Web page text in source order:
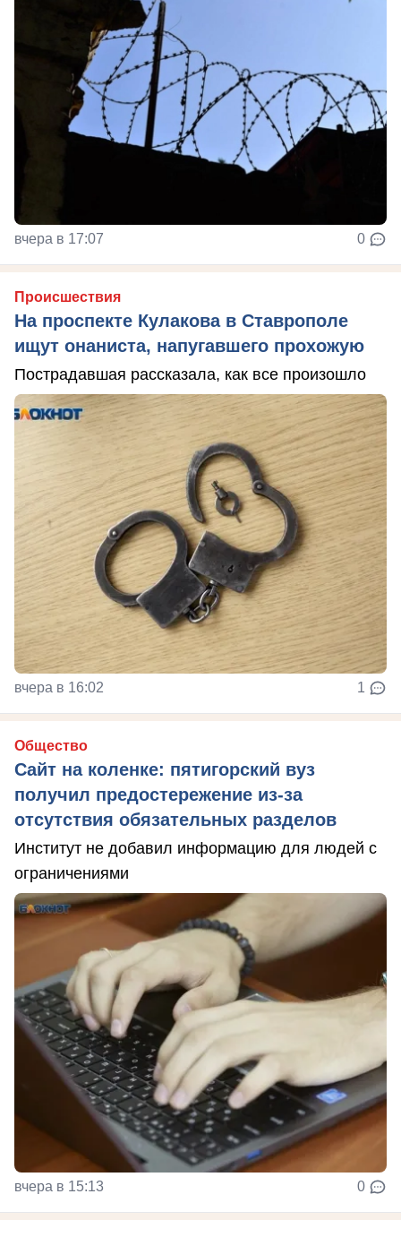
вчера в 17:07 0
Происшествия
На проспекте Кулакова в Ставрополе
ищут онаниста, напугавшего прохожую
Пострадавшая рассказала, как все произошло
вчера в 16:02 1
Общество
Сайт на коленке: пятигорский вуз
получил предостережение из-за
отсутствия обязательных разделов
Институт не добавил информацию для людей с
ограничениями
вчера в 15:13 0